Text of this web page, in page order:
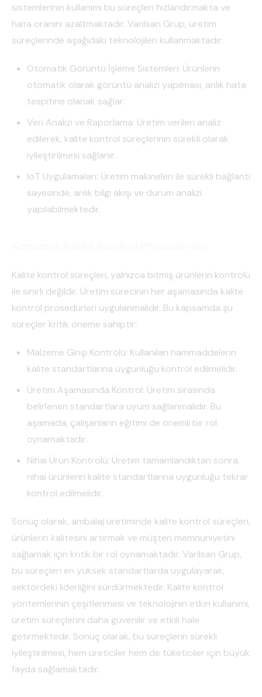
sistemlerinin kullanımı bu süreçleri hızlandırmakta ve
hata oranını azaltmaktadır. Varilsan Grup, üretim
süreçlerinde aşağıdaki teknolojileri kullanmaktadır:
Otomatik Görüntü İşleme Sistemleri: Ürünlerin
otomatik olarak görüntü analizi yapılması, anlık hata
tespitine olanak sağlar.
Veri Analizi ve Raporlama: Üretim verileri analiz
edilerek, kalite kontrol süreçlerinin sürekli olarak
iyileştirilmesi sağlanır.
IoT Uygulamaları: Üretim makineleri ile sürekli bağlantı
sayesinde, anlık bilgi akışı ve durum analizi
yapılabilmektedir.
Kalite kontrol süreçleri, yalnızca bitmiş ürünlerin kontrolü
ile sınırlı değildir. Üretim sürecinin her aşamasında kalite
kontrol prosedürleri uygulanmalıdır. Bu kapsamda şu
süreçler kritik öneme sahiptir:
Malzeme Girişi Kontrolü: Kullanılan hammaddelerin
kalite standartlarına uygunluğu kontrol edilmelidir.
Üretim Aşamasında Kontrol: Üretim sırasında
belirlenen standartlara uyum sağlanmalıdır. Bu
aşamada, çalışanların eğitimi de önemli bir rol
oynamaktadır.
Nihai Ürün Kontrolü: Üretim tamamlandıktan sonra,
nihai ürünlerin kalite standartlarına uygunluğu tekrar
kontrol edilmelidir.
Sonuç olarak, ambalaj üretiminde kalite kontrol süreçleri,
ürünlerin kalitesini artırmak ve müşteri memnuniyetini
sağlamak için kritik bir rol oynamaktadır. Varilsan Grup,
bu süreçleri en yüksek standartlarda uygulayarak,
sektördeki liderliğini sürdürmektedir. Kalite kontrol
yöntemlerinin çeşitlenmesi ve teknolojinin etkin kullanımı,
üretim süreçlerini daha güvenilir ve etkili hale
getirmektedir. Sonuç olarak, bu süreçlerin sürekli
iyileştirilmesi, hem üreticiler hem de tüketiciler için büyük
fayda sağlamaktadır.